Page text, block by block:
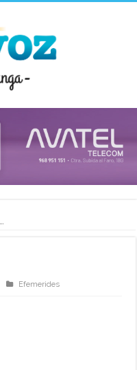
Efemerides